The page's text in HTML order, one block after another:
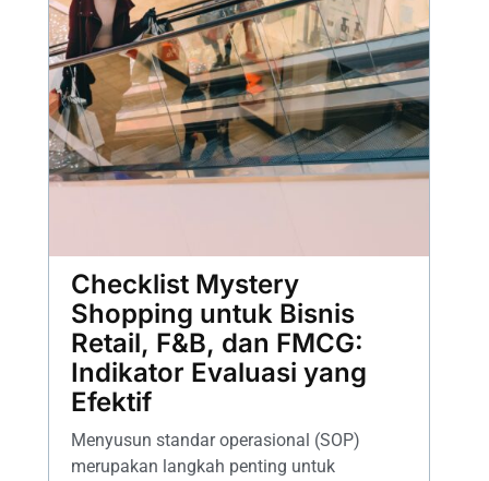
Checklist Mystery
Shopping untuk Bisnis
Retail, F&B, dan FMCG:
Indikator Evaluasi yang
Efektif
Menyusun standar operasional (SOP)
merupakan langkah penting untuk